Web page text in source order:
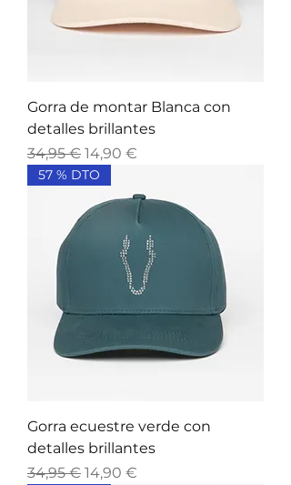
Gorra de montar Blanca con
detalles brillantes
Precio
34,95 € Precio de oferta
14,90 €
57 % DTO
Gorra ecuestre verde con
detalles brillantes
Precio
34,95 € Precio de oferta
14,90 €